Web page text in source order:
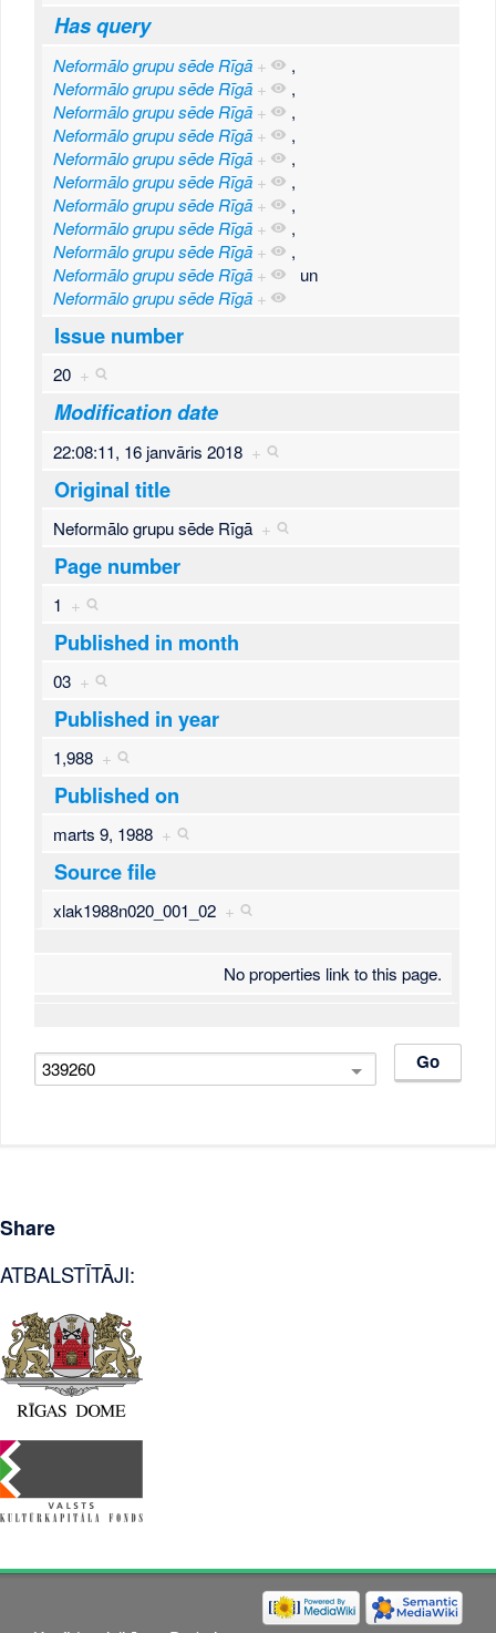
Has query
Neformālo grupu sēde Rīgā +
,
Neformālo grupu sēde Rīgā +
,
Neformālo grupu sēde Rīgā +
,
Neformālo grupu sēde Rīgā +
,
Neformālo grupu sēde Rīgā +
,
Neformālo grupu sēde Rīgā +
,
Neformālo grupu sēde Rīgā +
,
Neformālo grupu sēde Rīgā +
,
Neformālo grupu sēde Rīgā +
,
Neformālo grupu sēde Rīgā +
un
Neformālo grupu sēde Rīgā +
Issue number
20 +
Modification date
22:08:11, 16 janvāris 2018 +
Original title
Neformālo grupu sēde Rīgā +
Page number
1 +
Published in month
03 +
Published in year
1,988 +
Published on
marts 9, 1988 +
Source file
xlak1988n020_001_02 +
No properties link to this page.
Share
ATBALSTĪTĀJI: